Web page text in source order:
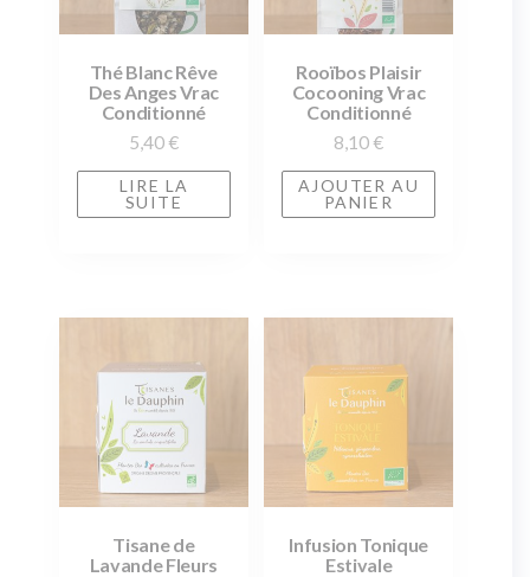
Thé Blanc Rêve
Des Anges Vrac
Conditionné
5,40 €
LIRE LA
SUITE
Rooïbos Plaisir
Cocooning Vrac
Conditionné
8,10 €
AJOUTER AU
PANIER
Tisane de
Lavande Fleurs
Infusion Tonique
Estivale